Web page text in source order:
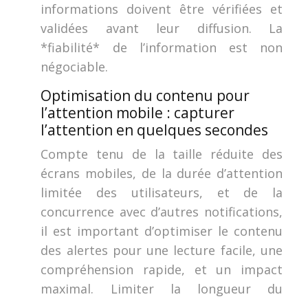
informations doivent être vérifiées et
validées avant leur diffusion. La
*fiabilité* de l’information est non
négociable.
Optimisation du contenu pour
l’attention mobile : capturer
l’attention en quelques secondes
Compte tenu de la taille réduite des
écrans mobiles, de la durée d’attention
limitée des utilisateurs, et de la
concurrence avec d’autres notifications,
il est important d’optimiser le contenu
des alertes pour une lecture facile, une
compréhension rapide, et un impact
maximal. Limiter la longueur du